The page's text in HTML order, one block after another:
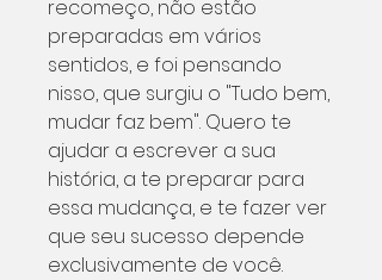
recomeço, não estão
preparadas em vários
sentidos, e foi pensando
nisso, que surgiu o "Tudo bem,
mudar faz bem". Quero te
ajudar a escrever a sua
história, a te preparar para
essa mudança, e te fazer ver
que seu sucesso depende
exclusivamente de você.